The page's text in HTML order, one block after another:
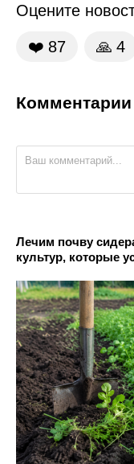
Оцените
❤️ 87 🙏 4
Комментарии
Лечим почву
культур, которые